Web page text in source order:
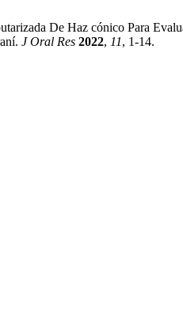
De Haz cónico Para
J Oral Res 2022, 11, 1-14.